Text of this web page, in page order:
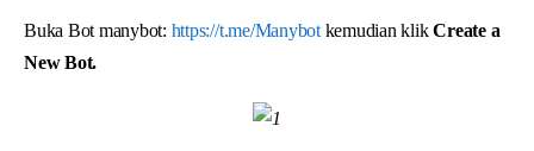
Buka Bot manybot: https://t.me/Manybotkemudian klikCreate a
New Bot.